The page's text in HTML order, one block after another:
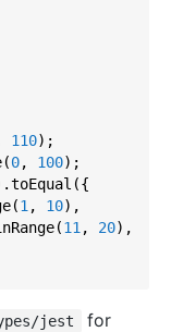
110);
0, 100);
1, 10),
11, 20),
jest for